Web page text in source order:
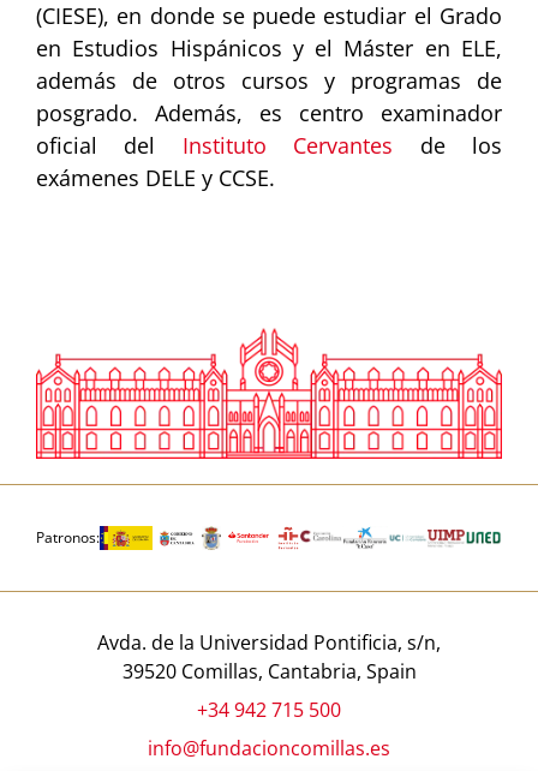
(CIESE), en donde se puede estudiar el Grado
en Estudios Hispánicos y el Máster en ELE,
además de otros cursos y programas de
posgrado. Además, es centro examinador
oficial del Instituto Cervantes de los
exámenes DELE y CCSE.
Patronos:
Avda. de la Universidad Pontificia, s/n,
39520 Comillas, Cantabria, Spain
+34 942 715 500
info@fundacioncomillas.es